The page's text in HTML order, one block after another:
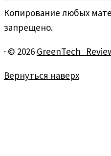
Копирование любых
запрещено.
· © 2026
Вернуться наверх